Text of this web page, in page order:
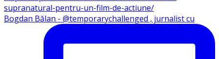
Bogdan Bălan - @temporarychallenged , jurnalist cu